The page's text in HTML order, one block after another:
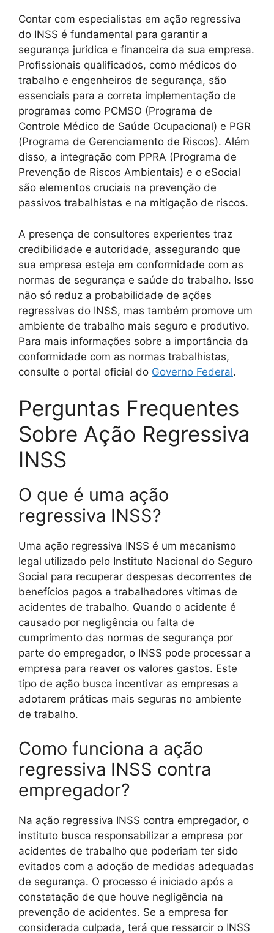
Contar com especialistas em ação regressiva
do INSS é fundamental para garantir a
segurança jurídica e financeira da sua empresa.
Profissionais qualificados, como médicos do
trabalho e engenheiros de segurança, são
essenciais para a correta implementação de
programas como PCMSO (Programa de
Controle Médico de Saúde Ocupacional) e PGR
(Programa de Gerenciamento de Riscos). Além
disso, a integração com PPRA (Programa de
Prevenção de Riscos Ambientais) e o eSocial
são elementos cruciais na prevenção de
passivos trabalhistas e na mitigação de riscos.
A presença de consultores experientes traz
credibilidade e autoridade, assegurando que
sua empresa esteja em conformidade com as
normas de segurança e saúde do trabalho. Isso
não só reduz a probabilidade de ações
regressivas do INSS, mas também promove um
ambiente de trabalho mais seguro e produtivo.
Para mais informações sobre a importância da
conformidade com as normas trabalhistas,
consulte o portal oficial do Governo Federal.
Perguntas Frequentes
Sobre Ação Regressiva
INSS
O que é uma ação
regressiva INSS?
Uma ação regressiva INSS é um mecanismo
legal utilizado pelo Instituto Nacional do Seguro
Social para recuperar despesas decorrentes de
benefícios pagos a trabalhadores vítimas de
acidentes de trabalho. Quando o acidente é
causado por negligência ou falta de
cumprimento das normas de segurança por
parte do empregador, o INSS pode processar a
empresa para reaver os valores gastos. Este
tipo de ação busca incentivar as empresas a
adotarem práticas mais seguras no ambiente
de trabalho.
Como funciona a ação
regressiva INSS contra
empregador?
Na ação regressiva INSS contra empregador, o
instituto busca responsabilizar a empresa por
acidentes de trabalho que poderiam ter sido
evitados com a adoção de medidas adequadas
de segurança. O processo é iniciado após a
constatação de que houve negligência na
prevenção de acidentes. Se a empresa for
considerada culpada, terá que ressarcir o INSS